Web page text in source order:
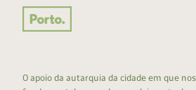
O apoio da autarquia da cidade em que